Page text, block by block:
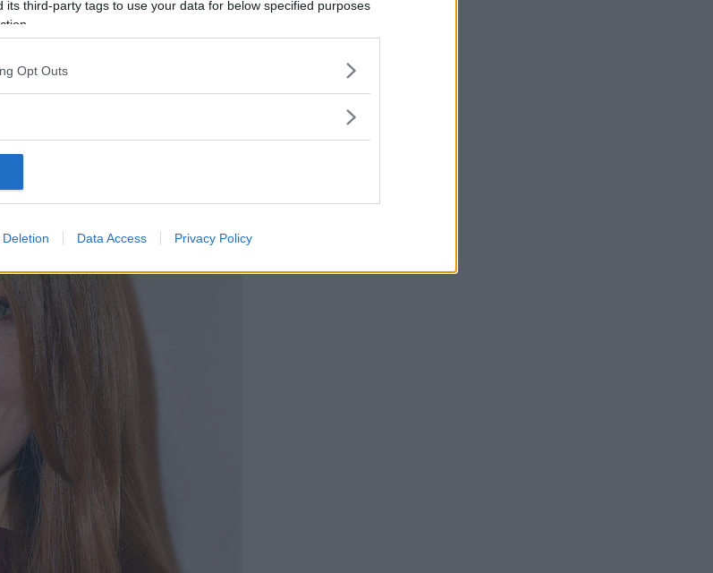
its third-party tags to use your data for below specified purposes
Opt Outs
Deletion Data Access Privacy Policy